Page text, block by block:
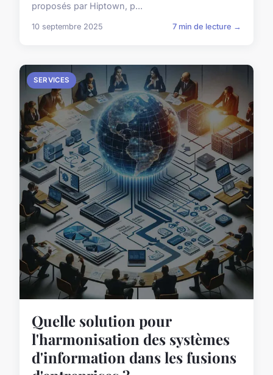
proposés par Hiptown, p...
10 septembre 2025 7 min de lecture →
SERVICES
Quelle solution pour
l'harmonisation des systèmes
d'information dans les fusions